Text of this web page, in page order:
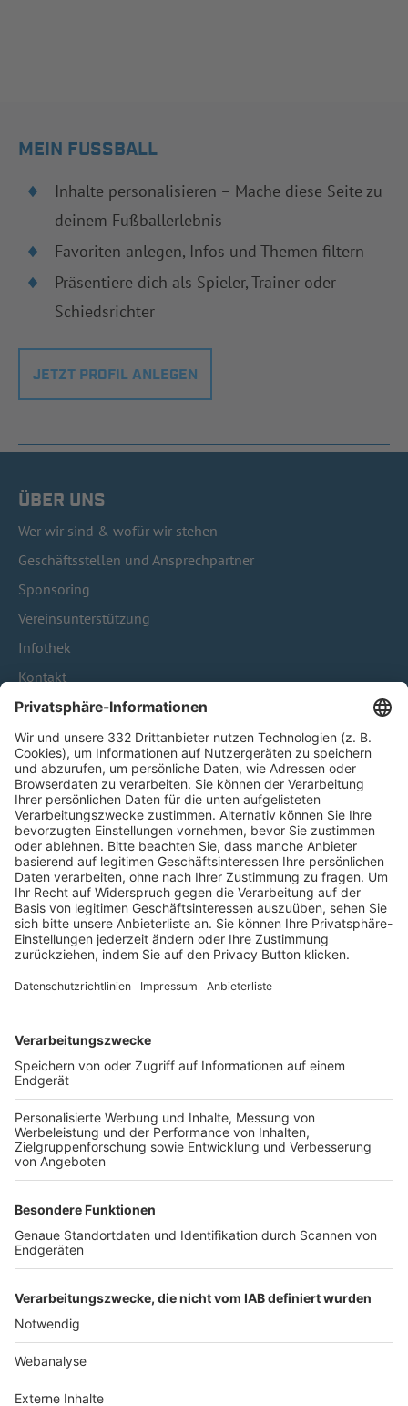
MEIN FUSSBALL
Inhalte personalisieren – Mache diese Seite zu
deinem Fußballerlebnis
Favoriten anlegen, Infos und Themen filtern
Präsentiere dich als Spieler, Trainer oder
Schiedsrichter
JETZT PROFIL ANLEGEN
ÜBER UNS
Wer wir sind & wofür wir stehen
Geschäftsstellen und Ansprechpartner
Sponsoring
Vereinsunterstützung
Infothek
Kontakt
HÄUFIG BESUCHTE SEITEN
Pässe und Vereinswechsel
Trainerausbildung
Schulungsangebot Vereinsmitarbeiter
BFV-Geschäftsstellen
Trainerbörse
Login SpielPlus
FOLGE DEM BFV
TOP-VEREINE
TOP-PARTNER
Nutzungsbedingungen Datenschutz Impressum